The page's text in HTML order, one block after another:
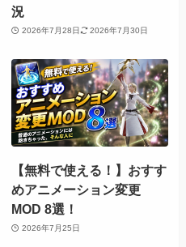
況
2026年7月28日 2026年7月30日
【無料で使える！】おすす
めアニメーション変更
MOD 8選！
2026年7月25日